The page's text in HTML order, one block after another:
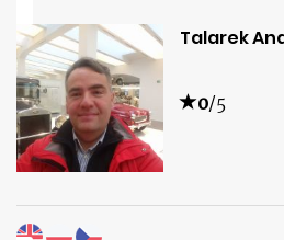
Talarek
0/5